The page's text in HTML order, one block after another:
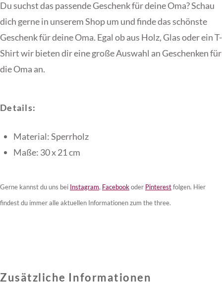
Du suchst das passende Geschenk für deine Oma? Schau
dich gerne in unserem Shop um und finde das schönste
Geschenk für deine Oma. Egal ob aus Holz, Glas oder ein T-
Shirt wir bieten dir eine große Auswahl an Geschenken für
die Oma an.
Details:
Material: Sperrholz
Maße: 30 x 21 cm
Gerne kannst du uns bei Instagram, Facebookoder Pinterestfolgen. Hier
findest du immer alle aktuellen Informationen zum the three.
Zusätzliche Informationen